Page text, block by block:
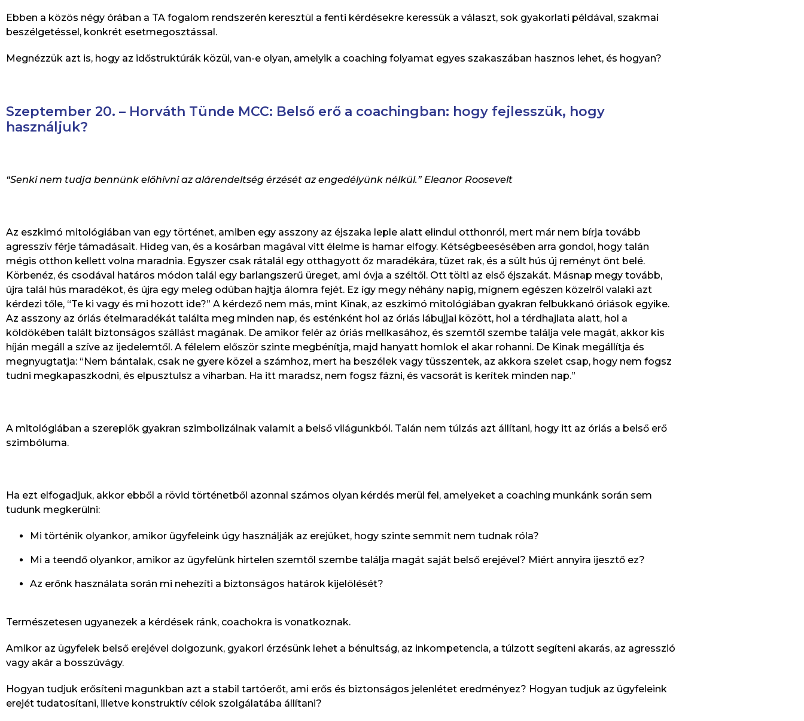
Ebben a közös négy órában a TA fogalom rendszerén keresztül a fenti kérdésekre keressük a választ, sok gyakorlati példával, szakmai
beszélgetéssel, konkrét esetmegosztással.
Megnézzük azt is, hogy az időstruktúrák közül, van-e olyan, amelyik a coaching folyamat egyes szakaszában hasznos lehet, és hogyan?
Szeptember 20. – Horváth Tünde MCC: Belső erő a coachingban: hogy fejlesszük, hogy
használjuk?
“Senki nem tudja bennünk előhívni az alárendeltség érzését az engedélyünk nélkül.” Eleanor Roosevelt
Az eszkimó mitológiában van egy történet, amiben egy asszony az éjszaka leple alatt elindul otthonról, mert már nem bírja tovább
agresszív férje támadásait. Hideg van, és a kosárban magával vitt élelme is hamar elfogy. Kétségbeesésében arra gondol, hogy talán
mégis otthon kellett volna maradnia. Egyszer csak rátalál egy otthagyott őz maradékára, tüzet rak, és a sült hús új reményt önt belé.
Körbenéz, és csodával határos módon talál egy barlangszerű üreget, ami óvja a széltől. Ott tölti az első éjszakát. Másnap megy tovább,
újra talál hús maradékot, és újra egy meleg odúban hajtja álomra fejét. Ez így megy néhány napig, mígnem egészen közelről valaki azt
kérdezi tőle, “Te ki vagy és mi hozott ide?” A kérdező nem más, mint Kinak, az eszkimó mitológiában gyakran felbukkanó óriások egyike.
Az asszony az óriás ételmaradékát találta meg minden nap, és esténként hol az óriás lábujjai között, hol a térdhajlata alatt, hol a
köldökében talált biztonságos szállást magának. De amikor felér az óriás mellkasához, és szemtől szembe találja vele magát, akkor kis
híján megáll a szíve az ijedelemtől. A félelem először szinte megbénítja, majd hanyatt homlok el akar rohanni. De Kinak megállítja és
megnyugtatja: “Nem bántalak, csak ne gyere közel a számhoz, mert ha beszélek vagy tüsszentek, az akkora szelet csap, hogy nem fogsz
tudni megkapaszkodni, és elpusztulsz a viharban. Ha itt maradsz, nem fogsz fázni, és vacsorát is kerítek minden nap.”
A mitológiában a szereplők gyakran szimbolizálnak valamit a belső világunkból. Talán nem túlzás azt állítani, hogy itt az óriás a belső erő
szimbóluma.
Ha ezt elfogadjuk, akkor ebből a rövid történetből azonnal számos olyan kérdés merül fel, amelyeket a coaching munkánk során sem
tudunk megkerülni:
Mi történik olyankor, amikor ügyfeleink úgy használják az erejüket, hogy szinte semmit nem tudnak róla?
Mi a teendő olyankor, amikor az ügyfelünk hirtelen szemtől szembe találja magát saját belső erejével? Miért annyira ijesztő ez?
Az erőnk használata során mi nehezíti a biztonságos határok kijelölését?
Természetesen ugyanezek a kérdések ránk, coachokra is vonatkoznak.
Amikor az ügyfelek belső erejével dolgozunk, gyakori érzésünk lehet a bénultság, az inkompetencia, a túlzott segíteni akarás, az agresszió
vagy akár a bosszúvágy.
Hogyan tudjuk erősíteni magunkban azt a stabil tartóerőt, ami erős és biztonságos jelenlétet eredményez? Hogyan tudjuk az ügyfeleink
erejét tudatosítani, illetve konstruktív célok szolgálatába állítani?